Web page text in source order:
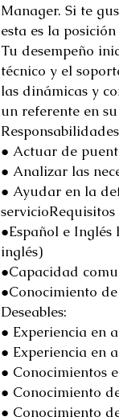
Manager. Si te
esta es la
Tu desempeño
técnico y el
las dinámicas y
un referente en su
● Actuar de
● Analizar las
● Ayudar en la
●Español e
inglés)
●Capacidad
●Conocimiento
Deseables:
● Experiencia en
● Experiencia en
● Conocimientos
● Conocimiento
● Conocimiento